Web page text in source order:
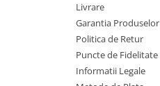
Livrare
Garantia Produselor
Politica de Retur
Puncte de Fidelitate
Informatii Legale